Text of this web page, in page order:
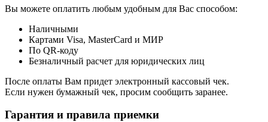
Вы можете оплатить любым удобным для Вас способом:
Наличными
Картами Visa, MasterCard и МИР
По QR-коду
Безналичный расчет для юридических лиц
После оплаты Вам придет электронный кассовый чек.
Если нужен бумажный чек, просим сообщить заранее.
Гарантия и правила приемки